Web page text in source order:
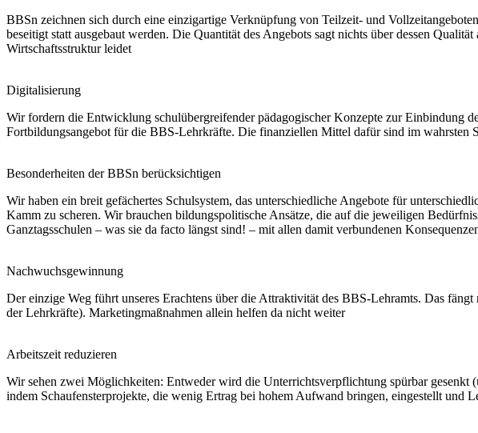
BBSn zeichnen sich durch eine einzigartige Verknüpfung von Teilzeit- und
beseitigt statt ausgebaut werden. Die Quantität des Angebots sagt nichts über dessen
Wirtschaftsstruktur leidet
Digitalisierung
Wir fordern die Entwicklung schulübergreifender pädagogischer Konzepte zur Einbindung
Fortbildungsangebot für die BBS-Lehrkräfte. Die finanziellen Mittel dafür sind im wahrsten
Besonderheiten der BBSn berücksichtigen
Wir haben ein breit gefächertes Schulsystem, das unterschiedliche Angebote für
Kamm zu scheren. Wir brauchen bildungspolitische Ansätze, die auf die jeweiligen
Ganztagsschulen – was sie da facto längst sind! – mit allen damit verbundenen
Nachwuchsgewinnung
Der einzige Weg führt unseres Erachtens über die Attraktivität des BBS-Lehramts. Das
der Lehrkräfte). Marketingmaßnahmen allein helfen da nicht weiter
Arbeitszeit reduzieren
Wir sehen zwei Möglichkeiten: Entweder wird die Unterrichtsverpflichtung spürbar gesenkt
indem Schaufensterprojekte, die wenig Ertrag bei hohem Aufwand bringen, eingestellt und